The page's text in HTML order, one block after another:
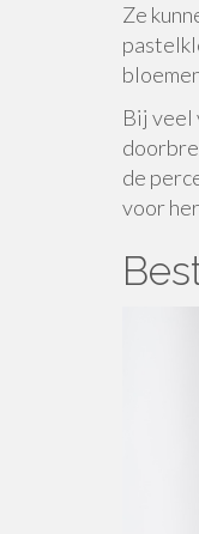
Ze
Bij veel
de
voor